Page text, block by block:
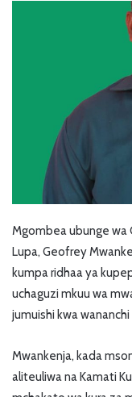
Mgombea ubunge wa
Lupa, Geofrey
kumpa ridhaa ya
uchaguzi mkuu wa
jumuishi kwa
Mwankenja, kada
aliteuliwa na Kamati